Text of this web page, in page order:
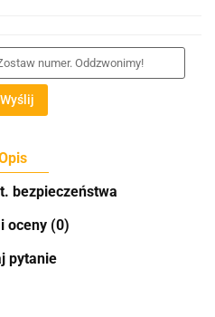
Wyślij
bezpieczeństwa
oceny (0)
pytanie